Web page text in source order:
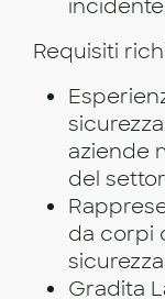
Requisiti
aziende
del
da corpi
Gradita